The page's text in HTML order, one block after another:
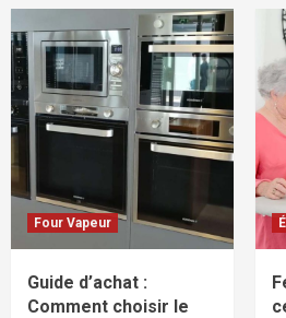
Four Vapeur
Guide d’achat :
Comment choisir le